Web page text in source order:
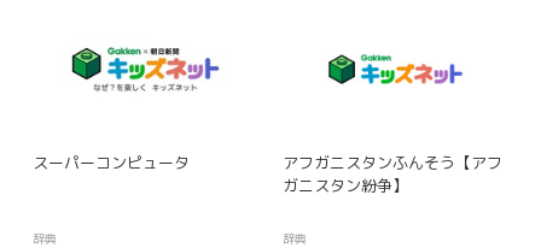
スーパーコンピュータ
辞典
アフガニスタンふんそう【アフ
ガニスタン紛争】
辞典